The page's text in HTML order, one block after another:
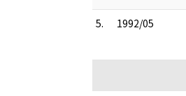
5. 1992/05